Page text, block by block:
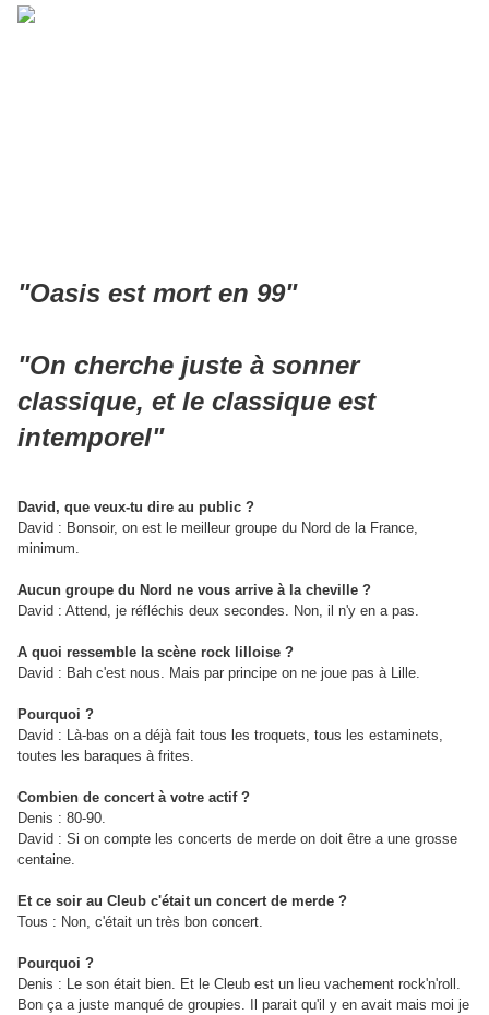
"Oasis est mort en 99"
"On cherche juste à sonner
classique, et le classique est
intemporel"
David, que veux-tu dire au public ?
David : Bonsoir, on est le meilleur groupe du Nord de la France,
minimum.
Aucun groupe du Nord ne vous arrive à la cheville ?
David : Attend, je réfléchis deux secondes. Non, il n'y en a pas.
A quoi ressemble la scène rock lilloise ?
David : Bah c'est nous. Mais par principe on ne joue pas à Lille.
Pourquoi ?
David : Là-bas on a déjà fait tous les troquets, tous les estaminets,
toutes les baraques à frites.
Combien de concert à votre actif ?
Denis : 80-90.
David : Si on compte les concerts de merde on doit être a une grosse
centaine.
Et ce soir au Cleub c'était un concert de merde ?
Tous : Non, c'était un très bon concert.
Pourquoi ?
Denis : Le son était bien. Et le Cleub est un lieu vachement rock'n'roll.
Bon ça a juste manqué de groupies. Il parait qu'il y en avait mais moi je